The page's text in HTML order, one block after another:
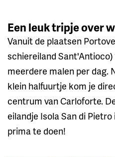
Een leuk tripje over
Vanuit de plaatsen
schiereiland
meerdere malen per dag.
klein halfuurtje kom je
centrum van Carloforte.
eilandje Isola San di
prima te doen!